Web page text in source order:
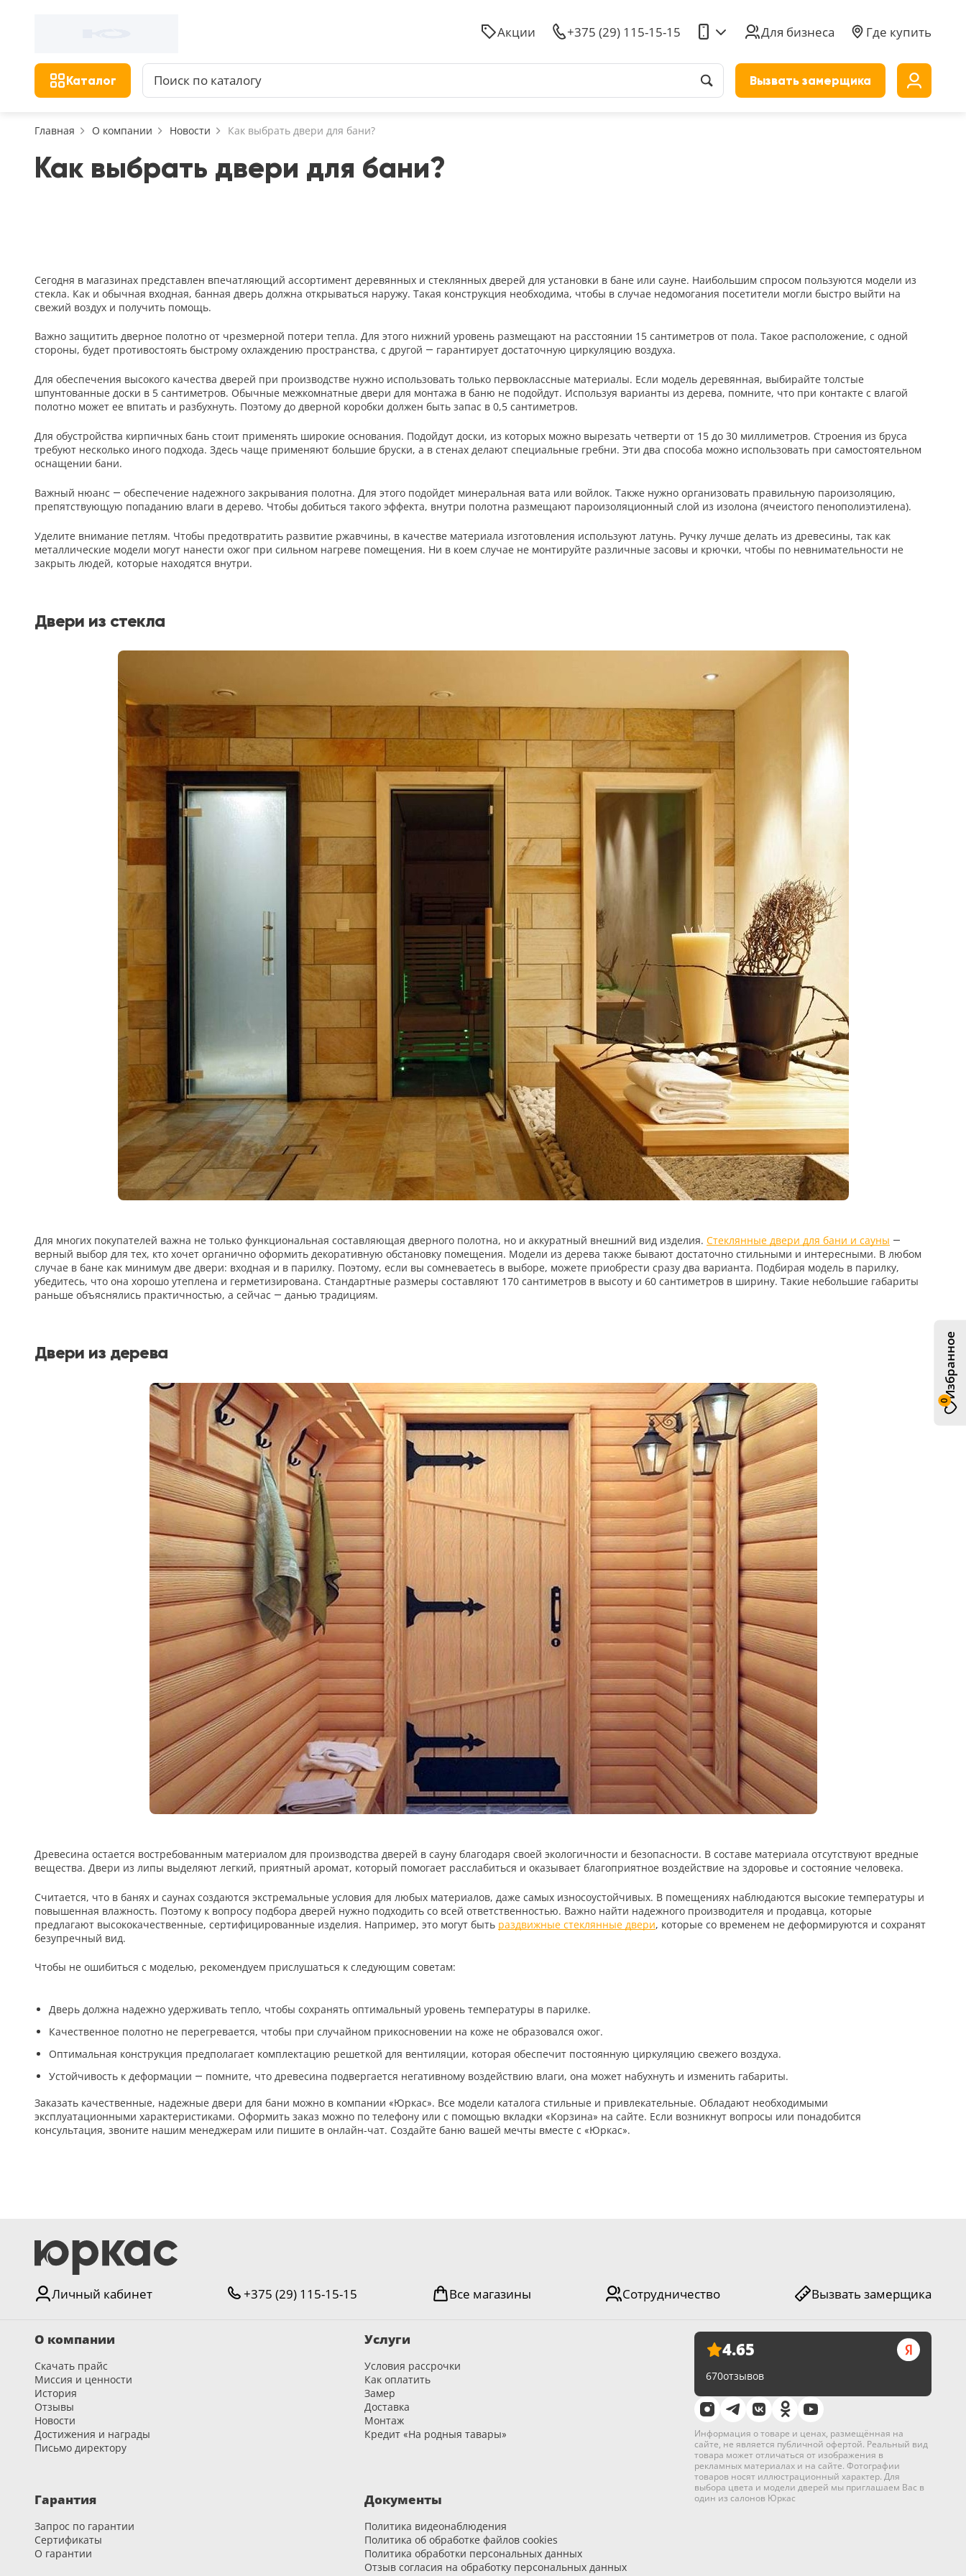
Каталог Вызвать замерщика
Акции +375 (29) 115-15-15 Для бизнеса Где купить
0
Избранное
Главная О компании Новости Как выбрать двери для бани?
Как выбрать двери для бани?
Сегодня в магазинах представлен впечатляющий ассортимент деревянных и стеклянных дверей для установки в бане или сауне. Наибольшим спросом пользуются модели из
стекла. Как и обычная входная, банная дверь должна открываться наружу. Такая конструкция необходима, чтобы в случае недомогания посетители могли быстро выйти на
свежий воздух и получить помощь.
Важно защитить дверное полотно от чрезмерной потери тепла. Для этого нижний уровень размещают на расстоянии 15 сантиметров от пола. Такое расположение, с одной
стороны, будет противостоять быстрому охлаждению пространства, с другой — гарантирует достаточную циркуляцию воздуха.
Для обеспечения высокого качества дверей при производстве нужно использовать только первоклассные материалы. Если модель деревянная, выбирайте толстые
шпунтованные доски в 5 сантиметров. Обычные межкомнатные двери для монтажа в баню не подойдут. Используя варианты из дерева, помните, что при контакте с влагой
полотно может ее впитать и разбухнуть. Поэтому до дверной коробки должен быть запас в 0,5 сантиметров.
Для обустройства кирпичных бань стоит применять широкие основания. Подойдут доски, из которых можно вырезать четверти от 15 до 30 миллиметров. Строения из бруса
требуют несколько иного подхода. Здесь чаще применяют большие бруски, а в стенах делают специальные гребни. Эти два способа можно использовать при самостоятельном
оснащении бани.
Важный нюанс — обеспечение надежного закрывания полотна. Для этого подойдет минеральная вата или войлок. Также нужно организовать правильную пароизоляцию,
препятствующую попаданию влаги в дерево. Чтобы добиться такого эффекта, внутри полотна размещают пароизоляционный слой из изолона (ячеистого пенополиэтилена).
Уделите внимание петлям. Чтобы предотвратить развитие ржавчины, в качестве материала изготовления используют латунь. Ручку лучше делать из древесины, так как
металлические модели могут нанести ожог при сильном нагреве помещения. Ни в коем случае не монтируйте различные засовы и крючки, чтобы по невнимательности не
закрыть людей, которые находятся внутри.
Двери из стекла
Для многих покупателей важна не только функциональная составляющая дверного полотна, но и аккуратный внешний вид изделия. Стеклянные двери для бани и сауны —
верный выбор для тех, кто хочет органично оформить декоративную обстановку помещения. Модели из дерева также бывают достаточно стильными и интересными. В любом
случае в бане как минимум две двери: входная и в парилку. Поэтому, если вы сомневаетесь в выборе, можете приобрести сразу два варианта. Подбирая модель в парилку,
убедитесь, что она хорошо утеплена и герметизирована. Стандартные размеры составляют 170 сантиметров в высоту и 60 сантиметров в ширину. Такие небольшие габариты
раньше объяснялись практичностью, а сейчас — данью традициям.
Двери из дерева
Древесина остается востребованным материалом для производства дверей в сауну благодаря своей экологичности и безопасности. В составе материала отсутствуют вредные
вещества. Двери из липы выделяют легкий, приятный аромат, который помогает расслабиться и оказывает благоприятное воздействие на здоровье и состояние человека.
Считается, что в банях и саунах создаются экстремальные условия для любых материалов, даже самых износоустойчивых. В помещениях наблюдаются высокие температуры и
повышенная влажность. Поэтому к вопросу подбора дверей нужно подходить со всей ответственностью. Важно найти надежного производителя и продавца, которые
предлагают высококачественные, сертифицированные изделия. Например, это могут быть раздвижные стеклянные двери, которые со временем не деформируются и сохранят
безупречный вид.
Чтобы не ошибиться с моделью, рекомендуем прислушаться к следующим советам:
Дверь должна надежно удерживать тепло, чтобы сохранять оптимальный уровень температуры в парилке.
Качественное полотно не перегревается, чтобы при случайном прикосновении на коже не образовался ожог.
Оптимальная конструкция предполагает комплектацию решеткой для вентиляции, которая обеспечит постоянную циркуляцию свежего воздуха.
Устойчивость к деформации — помните, что древесина подвергается негативному воздействию влаги, она может набухнуть и изменить габариты.
Заказать качественные, надежные двери для бани можно в компании «Юркас». Все модели каталога стильные и привлекательные. Обладают необходимыми
эксплуатационными характеристиками. Оформить заказ можно по телефону или с помощью вкладки «Корзина» на сайте. Если возникнут вопросы или понадобится
консультация, звоните нашим менеджерам или пишите в онлайн-чат. Создайте баню вашей мечты вместе с «Юркас».
Личный кабинет +375 (29) 115-15-15 Все магазины Сотрудничество Вызвать замерщика
4.65
670отзывов
Информация о товаре и ценах, размещённая на
сайте, не является публичной офертой. Реальный вид
товара может отличаться от изображения в
рекламных материалах и на сайте. Фотографии
товаров носят иллюстрационный характер. Для
выбора цвета и модели дверей мы приглашаем Вас в
один из салонов Юркас
О компании
Скачать прайс
Миссия и ценности
История
Отзывы
Новости
Достижения и награды
Письмо директору
Услуги
Условия рассрочки
Как оплатить
Замер
Доставка
Монтаж
Кредит «На родныя тавары»
Гарантия
Запрос по гарантии
Сертификаты
О гарантии
Документы
Политика видеонаблюдения
Политика об обработке файлов cookies
Политика обработки персональных данных
Отзыв согласия на обработку персональных данных
Цена, руб.
до
Назначение
В детскую
В спальню
Конструкция
Цаговые
Филенчатые
Каркасные
Материал
МДФ
Массив Ольхи
Показать все 25 серий
Показать все 25 цветов
Сбросить фильтр